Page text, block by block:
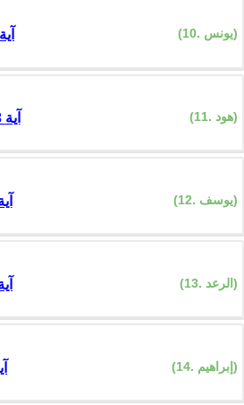
(10. يونس) 109 آية
(11. هود) 123 آية
(12. يوسف) 111
(13. الرعد) 43
(14. إبراهيم)